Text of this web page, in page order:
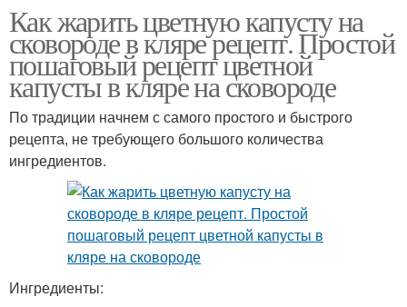
Как жарить цветную капусту на
сковороде в кляре рецепт. Простой
пошаговый рецепт цветной
капусты в кляре на сковороде
По традиции начнем с самого простого и быстрого
рецепта, не требующего большого количества
ингредиентов.
Ингредиенты: